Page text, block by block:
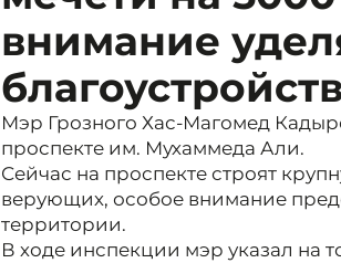
внимание
Мэр Грозного Хас-Магомед
проспекте им. Мухаммеда Али.
Сейчас на проспекте строят
верующих, особое внимание
территории.
В ходе инспекции мэр указал на